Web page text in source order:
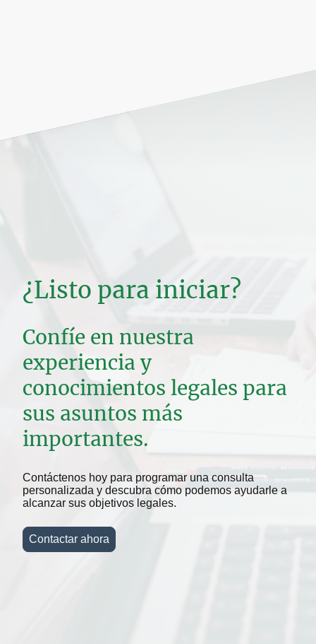
¿Listo para iniciar?
Confíe en nuestra
experiencia y
conocimientos legales para
sus asuntos más
importantes.
Contáctenos hoy para programar una consulta
personalizada y descubra cómo podemos ayudarle a
alcanzar sus objetivos legales.
Contactar ahora